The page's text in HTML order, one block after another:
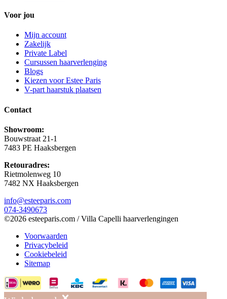
Voor jou
Mijn account
Zakelijk
Private Label
Cursussen haarverlenging
Blogs
Kiezen voor Estee Paris
V-part haarstuk plaatsen
Contact
Showroom:
Bouwstraat 21-1
7483 PE Haaksbergen
Retouradres:
Rietmolenweg 10
7482 NX Haaksbergen
info@esteeparis.com
074-3490673
©2026 esteeparis.com / Villa Capelli haarverlengingen
Voorwaarden
Privacybeleid
Cookiebeleid
Sitemap